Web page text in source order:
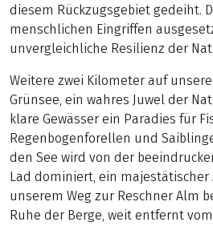
diesem Rückzugsgebiet gedeiht.
menschlichen Eingriffen
unvergleichliche Resilienz der
Weitere zwei Kilometer auf
Grünsee, ein wahres Juwel der
klare Gewässer ein Paradies für
Regenbogenforellen und
den See wird von der
Lad dominiert, ein majestätischer
unserem Weg zur Reschner Alm
Ruhe der Berge, weit entfernt